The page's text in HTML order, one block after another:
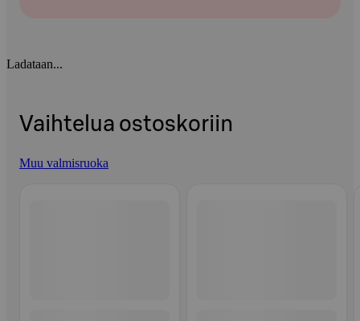
Ladataan...
Vaihtelua ostoskoriin
Muu valmisruoka